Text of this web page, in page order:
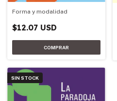
Forma y modalidad
$12.07 USD
SIN STOCK